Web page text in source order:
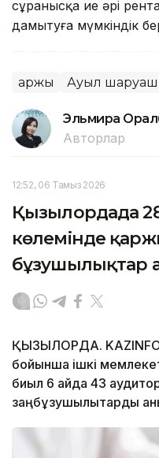
сұранысқа ие әрі
дамытуға мүмкіндік
Қаржы Ауыл
Эльмира
Авторлар
12:52, 06 Тамыз 2026
Қызылордада
көлемінде
бұзушылықтар
ҚЫЗЫЛОРДА.
бойынша ішкі
биыл 6 айда 43
заңбұзушылықтарды